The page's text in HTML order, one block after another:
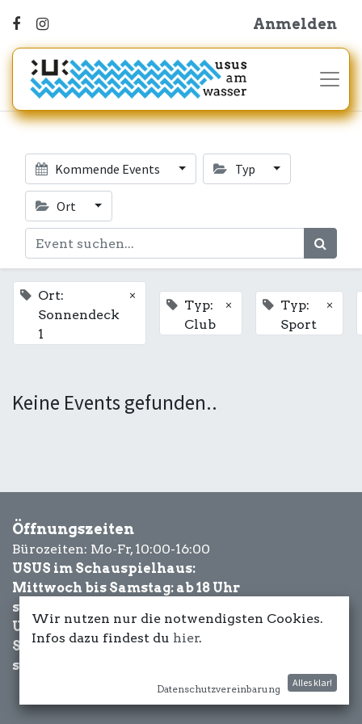
Anmelden
Kommende Events Typ
Ort
Ort:
Sonnendeck
1
×
Typ:
Club
×
Typ:
Sport
×
Keine Events gefunden..
Öffnungszeiten
Bürozeiten: Mo-Fr, 10:00-16:00
USUS im Schauspielhaus:
Mittwoch bis Samstag: ab 18 Uhr
sowie Eventbezogen.
USUS am Wasser:
Schönwetter-
sowie Eventbezogen.
Wir nutzen nur die notwendigsten Cookies.
Infos dazu findest du hier.
Datenschutzvereinbarung
Alles klar!